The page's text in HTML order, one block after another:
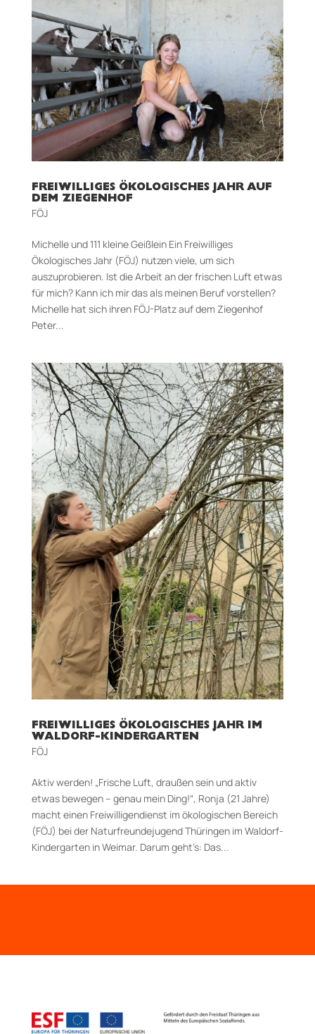
FREIWILLIGES ÖKOLOGISCHES JAHR AUF
DEM ZIEGENHOF
FÖJ
Michelle und 111 kleine Geißlein Ein Freiwilliges
Ökologisches Jahr (FÖJ) nutzen viele, um sich
auszuprobieren. Ist die Arbeit an der frischen Luft etwas
für mich? Kann ich mir das als meinen Beruf vorstellen?
Michelle hat sich ihren FÖJ-­Platz auf dem Ziegenhof
Peter...
FREIWILLIGES ÖKOLOGISCHES JAHR IM
WALDORF-KINDERGARTEN
FÖJ
Aktiv werden! „Frische Luft, draußen sein und aktiv
etwas bewegen – genau mein Ding!“, Ronja (21 Jahre)
macht einen Freiwilligendienst im ökologischen Bereich
(FÖJ) bei der Naturfreundejugend Thüringen im Waldorf­-
Kindergarten in Weimar. Darum geht’s: Das...